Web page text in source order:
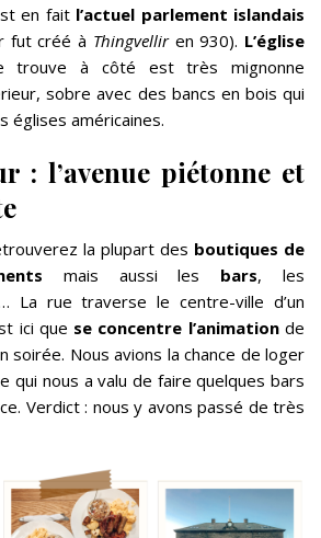
en fait l’actuel parlement islandais
fut créé à Thingvelliren 930). L’église
trouve à côté est très mignonne
sobre avec des bancs en bois qui
églises américaines.
: l’avenue piétonne et
la plupart des boutiques de
mais aussi les bars, les
La rue traverse le centre-ville d’un
ici que se concentre l’animationde
soirée. Nous avions la chance de loger
qui nous a valu de faire quelques bars
Verdict : nous y avons passé de très